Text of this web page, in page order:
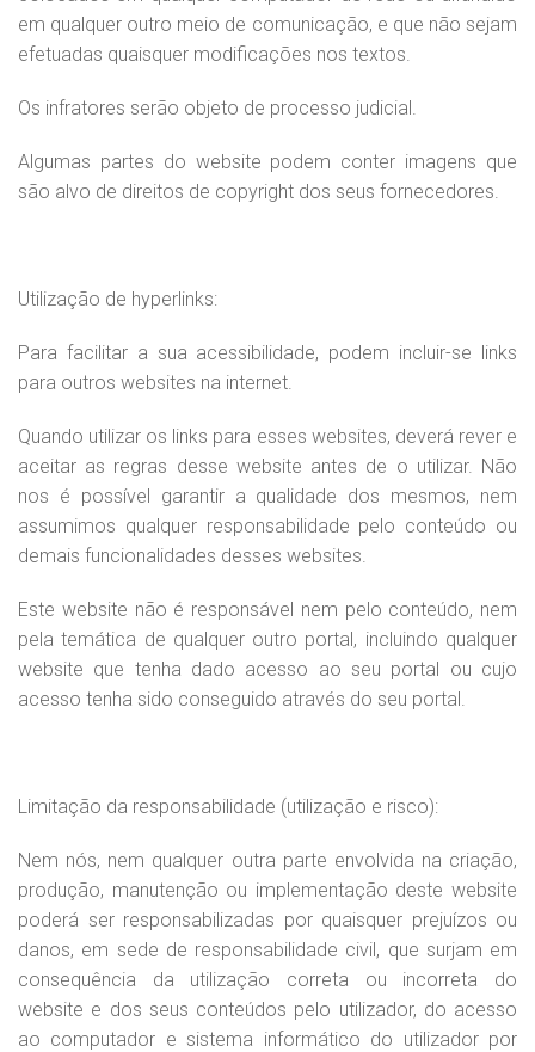
em qualquer outro meio de comunicação, e que não sejam
efetuadas quaisquer modificações nos textos.
Os infratores serão objeto de processo judicial.
Algumas partes do website podem conter imagens que
são alvo de direitos de copyright dos seus fornecedores.
Utilização de hyperlinks:
Para facilitar a sua acessibilidade, podem incluir-se links
para outros websites na internet.
Quando utilizar os links para esses websites, deverá rever e
aceitar as regras desse website antes de o utilizar. Não
nos é possível garantir a qualidade dos mesmos, nem
assumimos qualquer responsabilidade pelo conteúdo ou
demais funcionalidades desses websites.
Este website não é responsável nem pelo conteúdo, nem
pela temática de qualquer outro portal, incluindo qualquer
website que tenha dado acesso ao seu portal ou cujo
acesso tenha sido conseguido através do seu portal.
Limitação da responsabilidade (utilização e risco):
Nem nós, nem qualquer outra parte envolvida na criação,
produção, manutenção ou implementação deste website
poderá ser responsabilizadas por quaisquer prejuízos ou
danos, em sede de responsabilidade civil, que surjam em
consequência da utilização correta ou incorreta do
website e dos seus conteúdos pelo utilizador, do acesso
ao computador e sistema informático do utilizador por